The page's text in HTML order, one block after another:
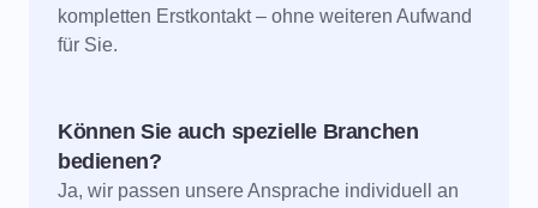
kompletten Erstkontakt – ohne weiteren Aufwand
für Sie.
Können Sie auch spezielle Branchen
bedienen?
Ja, wir passen unsere Ansprache individuell an